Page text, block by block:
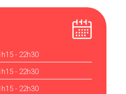
- 22h30
- 22h30
- 22h30